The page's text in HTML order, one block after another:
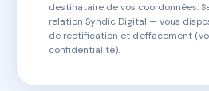
destinataire de vos coordonnées.
relation Syndic Digital — vous
de rectification et d'effacement
confidentialité).